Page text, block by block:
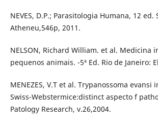
NEVES, D.P.; Parasitologia Humana, 12 ed.
Atheneu,546p, 2011.
NELSON, Richard William. et al. Medicina
pequenos animais. -5ª Ed. Rio de Janeiro:
MENEZES, V.T et al. Trypanossoma
Swiss-Webstermice:distinct aspecto f
Patology Research, v.26,2004.